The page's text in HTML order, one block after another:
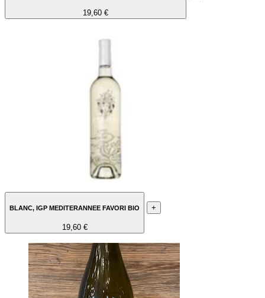
19,60 €
BLANC, IGP MEDITERANNEE FAVORI BIO
19,60 €
+